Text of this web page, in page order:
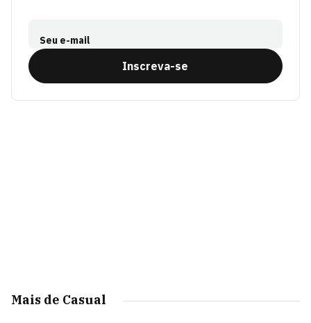
Seu e-mail
Inscreva-se
Mais de Casual